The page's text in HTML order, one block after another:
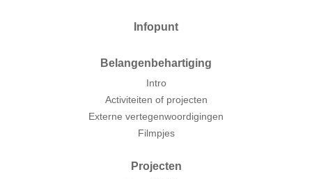
Infopunt
Belangenbehartiging
Intro
Activiteiten of projecten
Externe vertegenwoordigingen
Filmpjes
Projecten